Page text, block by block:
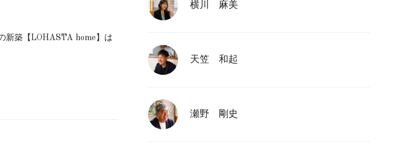
新築【LOHASTA home】は
横川 麻美
天笠 和起
瀬野 剛史